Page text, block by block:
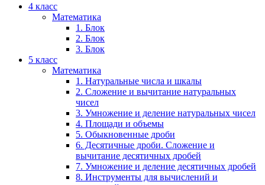
4 класс
Математика
1. Блок
2. Блок
3. Блок
5 класс
Математика
1. Натуральные числа и шкалы
2. Сложение и вычитание натуральных
чисел
3. Умножение и деление натуральных чисел
4. Площади и объемы
5. Обыкновенные дроби
6. Десятичные дроби. Сложение и
вычитание десятичных дробей
7. Умножение и деление десятичных дробей
8. Инструменты для вычислений и